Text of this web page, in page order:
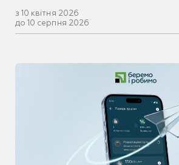
з 10 квітня 2026
до 10 серпня 2026